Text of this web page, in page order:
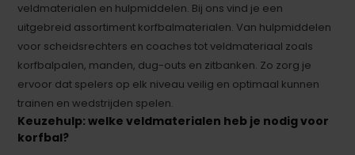
veldmaterialen en hulpmiddelen. Bij ons vind je een
uitgebreid assortiment korfbalmaterialen. Van hulpmiddelen
voor scheidsrechters en coaches tot veldmateriaal zoals
korfbalpalen, manden, dug-outs en zitbanken. Zo zorg je
ervoor dat spelers op elk niveau veilig en optimaal kunnen
trainen en wedstrijden spelen.
Keuzehulp: welke veldmaterialen heb je nodig voor
korfbal?